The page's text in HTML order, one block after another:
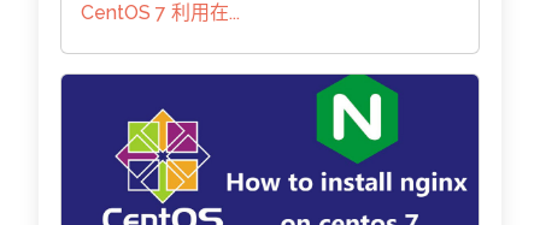
CentOS 7 利用在...